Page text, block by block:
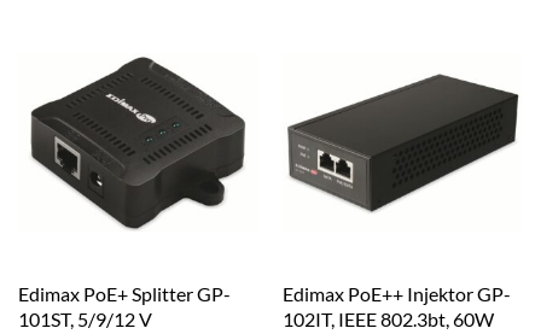
Edimax PoE+ Splitter GP-
101ST, 5/9/12 V
Edimax PoE++ Injektor GP-
102IT, IEEE 802.3bt, 60W